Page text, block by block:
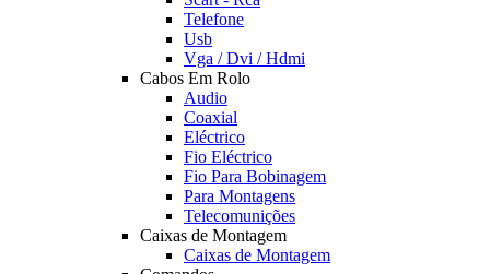
Telefone
Usb
Vga / Dvi / Hdmi
Cabos Em Rolo
Audio
Coaxial
Eléctrico
Fio Eléctrico
Fio Para Bobinagem
Para Montagens
Telecomunições
Caixas de Montagem
Caixas de Montagem